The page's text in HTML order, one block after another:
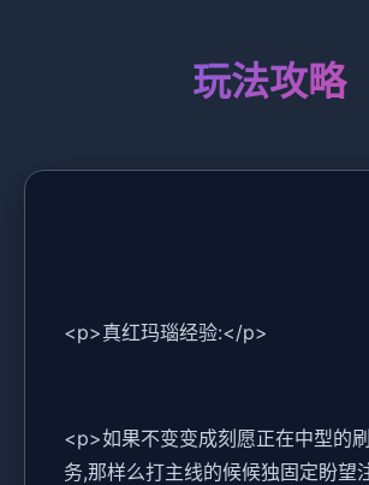
玩法攻略
<p>真红玛瑙经验:</p>
<p>如果不变变成刻愿正在中型的
务,那样么打主线的候候独固定盼望